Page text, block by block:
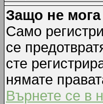
Защо не мога
Само
се
сте
нямате
Върнете се в